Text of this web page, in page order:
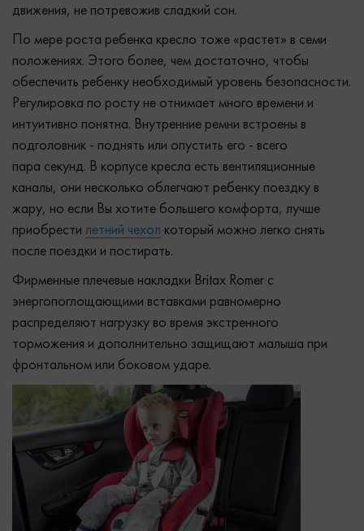
движения, не потревожив сладкий сон.
По мере роста ребенка кресло тоже «растет» в семи
положениях. Этого более, чем достаточно, чтобы
обеспечить ребенку необходимый уровень безопасности.
Регулировка по росту не отнимает много времени и
интуитивно понятна. Внутренние ремни встроены в
подголовник - поднять или опустить его - всего
пара секунд. В корпусе кресла есть вентиляционные
каналы, они несколько облегчают ребенку поездку в
жару, но если Вы хотите большего комфорта, лучше
приобрести летний чехол который можно легко снять
после поездки и постирать.
Фирменные плечевые накладки Britax Romer с
энергопоглощающими вставками равномерно
распределяют нагрузку во время экстренного
торможения и дополнительно защищают малыша при
фронтальном или боковом ударе.